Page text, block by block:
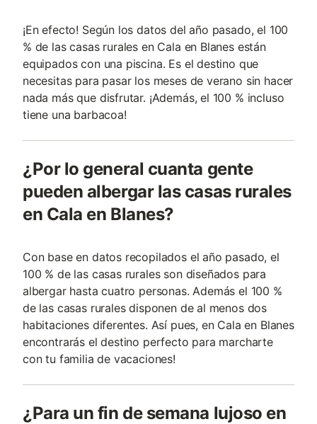
¡En efecto! Según los datos del año pasado, el 100
% de las casas rurales en Cala en Blanes están
equipados con una piscina. Es el destino que
necesitas para pasar los meses de verano sin hacer
nada más que disfrutar. ¡Además, el 100 % incluso
tiene una barbacoa!
¿Por lo general cuanta gente
pueden albergar las casas rurales
en Cala en Blanes?
Con base en datos recopilados el año pasado, el
100 % de las casas rurales son diseñados para
albergar hasta cuatro personas. Además el 100 %
de las casas rurales disponen de al menos dos
habitaciones diferentes. Así pues, en Cala en Blanes
encontrarás el destino perfecto para marcharte
con tu familia de vacaciones!
¿Para un fin de semana lujoso en